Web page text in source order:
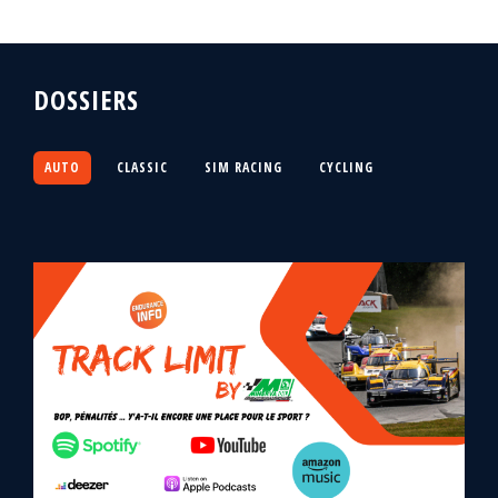
DOSSIERS
AUTO CLASSIC SIM RACING CYCLING